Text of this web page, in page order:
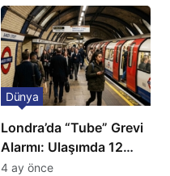
Londra’da “Tube” Grevi
Alarmı: Ulaşımda 12
Günlük Kaos Kapıda
Dünya
4 ay önce